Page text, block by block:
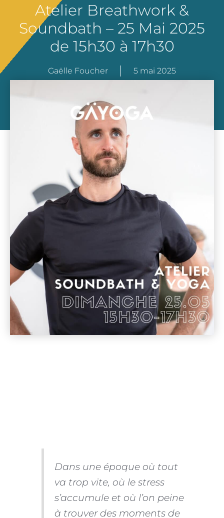
Atelier Breathwork &
Soundbath – 25 Mai 2025
de 15h30 à 17h30
Gaëlle Foucher 5 mai 2025
Dans une époque où tout
va trop vite, où le stress
s’accumule et où l’on peine
à trouver des moments de